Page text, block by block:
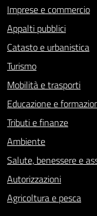
Imprese e commercio
Appalti pubblici
Catasto e urbanistica
Turismo
Mobilità e trasporti
Educazione e
Tributi e finanze
Ambiente
Salute, benessere e
Autorizzazioni
Agricoltura e pesca